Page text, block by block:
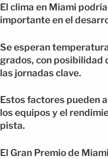
El clima en Miami
importante en el
Se esperan
grados, con posibilidad
las jornadas clave.
Estos factores pueden
los equipos y el
pista.
El Gran Premio de